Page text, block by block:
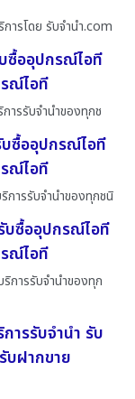
ารโดย รับจํานํา.com
ซื้ออุปกรณ์ไอที
ณ์ไอที
ารรับจำนำของทุกช
บซื้ออุปกรณ์ไอที
ณ์ไอที
การรับจำนำของทุกชนิ
บซื้ออุปกรณ์ไอที
ณ์ไอที
การรับจำนำของทุก
ารรับจำนำ รับ
บฝากขาย